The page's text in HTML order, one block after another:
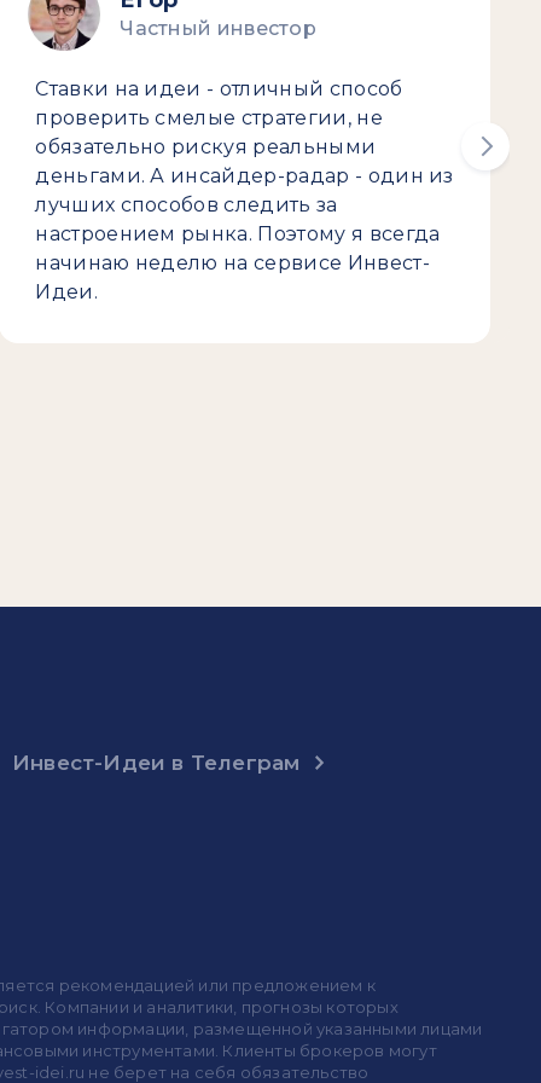
Частный инвестор
Ставки на идеи - отличный способ
проверить смелые стратегии, не
обязательно рискуя реальными
деньгами. А инсайдер-радар - один из
лучших способов следить за
настроением рынка. Поэтому я всегда
начинаю неделю на сервисе Инвест-
Идеи.
Инвест-Идеи в Телеграм
рекомендацией или предложением к
Компании и аналитики, прогнозы которых
информации, размещенной указанными лицами
инструментами. Клиенты брокеров могут
idei.ru не берет на себя обязательство